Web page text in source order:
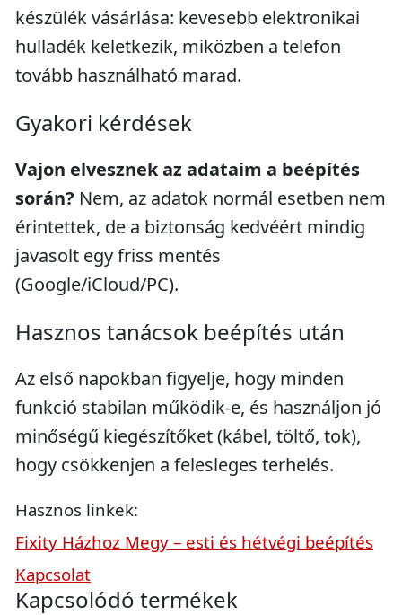
készülék vásárlása: kevesebb elektronikai
hulladék keletkezik, miközben a telefon
tovább használható marad.
Gyakori kérdések
Vajon elvesznek az adataim a beépítés
során? Nem, az adatok normál esetben nem
érintettek, de a biztonság kedvéért mindig
javasolt egy friss mentés
(Google/iCloud/PC).
Hasznos tanácsok beépítés után
Az első napokban figyelje, hogy minden
funkció stabilan működik-e, és használjon jó
minőségű kiegészítőket (kábel, töltő, tok),
hogy csökkenjen a felesleges terhelés.
Hasznos linkek:
Fixity Házhoz Megy – esti és hétvégi beépítés
Kapcsolat
Kapcsolódó termékek